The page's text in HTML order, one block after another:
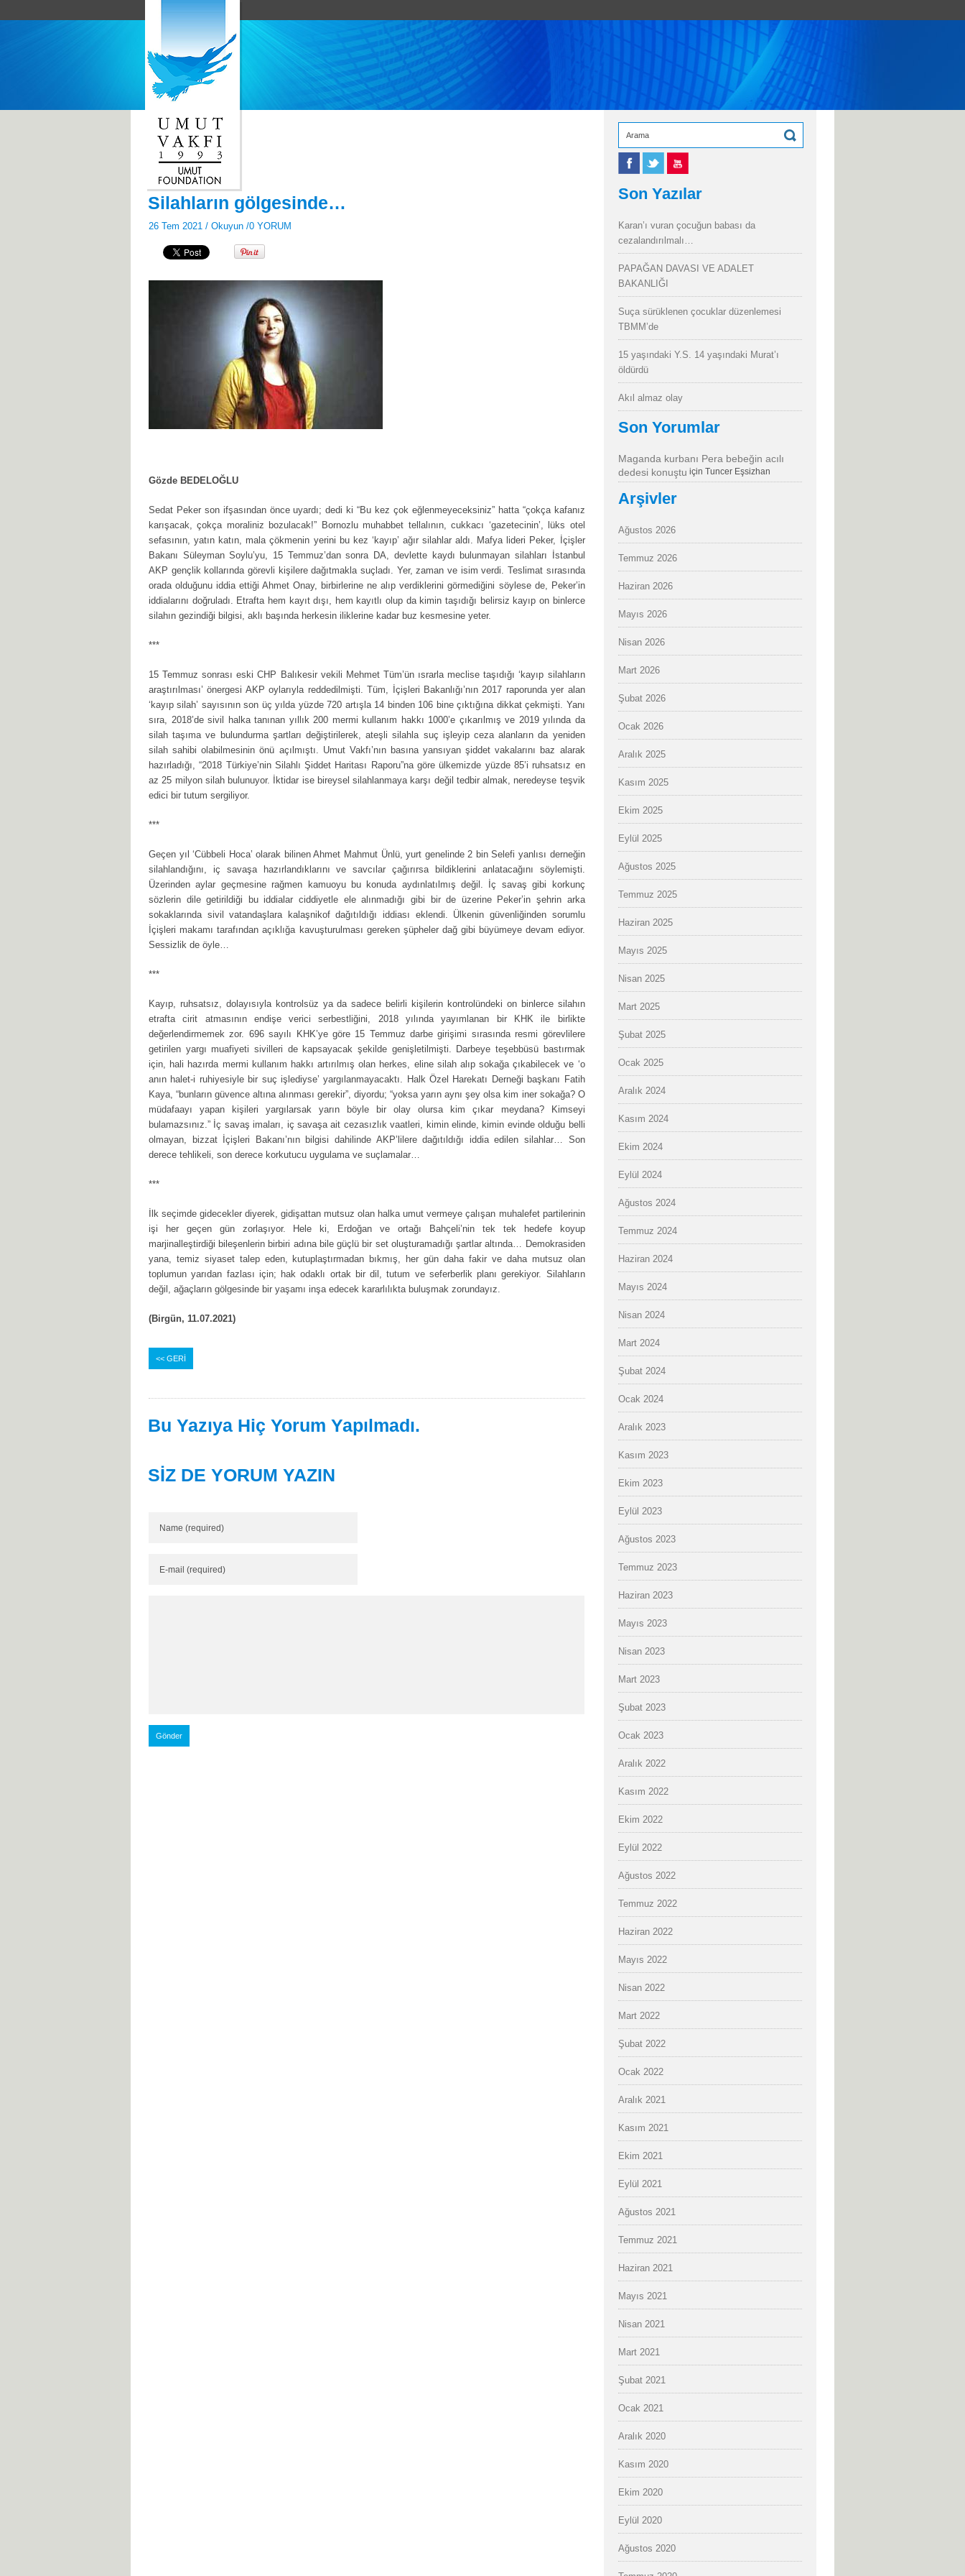
Silahların gölgesinde…
26 Tem 2021 / Okuyun /0 YORUM
Gözde BEDELOĞLU
Sedat Peker son ifşasından önce uyardı; dedi ki “Bu kez çok eğlenmeyeceksiniz” hatta “çokça kafanız
karışacak, çokça moraliniz bozulacak!” Bornozlu muhabbet tellalının, cukkacı ‘gazetecinin’, lüks otel
sefasının, yatın katın, mala çökmenin yerini bu kez ‘kayıp’ ağır silahlar aldı. Mafya lideri Peker, İçişler
Bakanı Süleyman Soylu’yu, 15 Temmuz’dan sonra DA, devlette kaydı bulunmayan silahları İstanbul
AKP gençlik kollarında görevli kişilere dağıtmakla suçladı. Yer, zaman ve isim verdi. Teslimat sırasında
orada olduğunu iddia ettiği Ahmet Onay, birbirlerine ne alıp verdiklerini görmediğini söylese de, Peker’in
iddialarını doğruladı. Etrafta hem kayıt dışı, hem kayıtlı olup da kimin taşıdığı belirsiz kayıp on binlerce
silahın gezindiği bilgisi, aklı başında herkesin iliklerine kadar buz kesmesine yeter.
***
15 Temmuz sonrası eski CHP Balıkesir vekili Mehmet Tüm’ün ısrarla meclise taşıdığı ‘kayıp silahların
araştırılması’ önergesi AKP oylarıyla reddedilmişti. Tüm, İçişleri Bakanlığı’nın 2017 raporunda yer alan
‘kayıp silah’ sayısının son üç yılda yüzde 720 artışla 14 binden 106 bine çıktığına dikkat çekmişti. Yanı
sıra, 2018’de sivil halka tanınan yıllık 200 mermi kullanım hakkı 1000’e çıkarılmış ve 2019 yılında da
silah taşıma ve bulundurma şartları değiştirilerek, ateşli silahla suç işleyip ceza alanların da yeniden
silah sahibi olabilmesinin önü açılmıştı. Umut Vakfı’nın basına yansıyan şiddet vakalarını baz alarak
hazırladığı, “2018 Türkiye’nin Silahlı Şiddet Haritası Raporu”na göre ülkemizde yüzde 85’i ruhsatsız en
az 25 milyon silah bulunuyor. İktidar ise bireysel silahlanmaya karşı değil tedbir almak, neredeyse teşvik
edici bir tutum sergiliyor.
***
Geçen yıl ‘Cübbeli Hoca’ olarak bilinen Ahmet Mahmut Ünlü, yurt genelinde 2 bin Selefi yanlısı derneğin
silahlandığını, iç savaşa hazırlandıklarını ve savcılar çağırırsa bildiklerini anlatacağını söylemişti.
Üzerinden aylar geçmesine rağmen kamuoyu bu konuda aydınlatılmış değil. İç savaş gibi korkunç
sözlerin dile getirildiği bu iddialar ciddiyetle ele alınmadığı gibi bir de üzerine Peker’in şehrin arka
sokaklarında sivil vatandaşlara kalaşnikof dağıtıldığı iddiası eklendi. Ülkenin güvenliğinden sorumlu
İçişleri makamı tarafından açıklığa kavuşturulması gereken şüpheler dağ gibi büyümeye devam ediyor.
Sessizlik de öyle…
***
Kayıp, ruhsatsız, dolayısıyla kontrolsüz ya da sadece belirli kişilerin kontrolündeki on binlerce silahın
etrafta cirit atmasının endişe verici serbestliğini, 2018 yılında yayımlanan bir KHK ile birlikte
değerlendirmemek zor. 696 sayılı KHK’ye göre 15 Temmuz darbe girişimi sırasında resmi görevlilere
getirilen yargı muafiyeti sivilleri de kapsayacak şekilde genişletilmişti. Darbeye teşebbüsü bastırmak
için, hali hazırda mermi kullanım hakkı artırılmış olan herkes, eline silah alıp sokağa çıkabilecek ve ‘o
anın halet-i ruhiyesiyle bir suç işlediyse’ yargılanmayacaktı. Halk Özel Harekatı Derneği başkanı Fatih
Kaya, “bunların güvence altına alınması gerekir”, diyordu; “yoksa yarın aynı şey olsa kim iner sokağa? O
müdafaayı yapan kişileri yargılarsak yarın böyle bir olay olursa kim çıkar meydana? Kimseyi
bulamazsınız.” İç savaş imaları, iç savaşa ait cezasızlık vaatleri, kimin elinde, kimin evinde olduğu belli
olmayan, bizzat İçişleri Bakanı’nın bilgisi dahilinde AKP’lilere dağıtıldığı iddia edilen silahlar… Son
derece tehlikeli, son derece korkutucu uygulama ve suçlamalar…
***
İlk seçimde gidecekler diyerek, gidişattan mutsuz olan halka umut vermeye çalışan muhalefet partilerinin
işi her geçen gün zorlaşıyor. Hele ki, Erdoğan ve ortağı Bahçeli’nin tek tek hedefe koyup
marjinalleştirdiği bileşenlerin birbiri adına bile güçlü bir set oluşturamadığı şartlar altında… Demokrasiden
yana, temiz siyaset talep eden, kutuplaştırmadan bıkmış, her gün daha fakir ve daha mutsuz olan
toplumun yarıdan fazlası için; hak odaklı ortak bir dil, tutum ve seferberlik planı gerekiyor. Silahların
değil, ağaçların gölgesinde bir yaşamı inşa edecek kararlılıkta buluşmak zorundayız.
(Birgün, 11.07.2021)
<< GERİ
Bu Yazıya Hiç Yorum Yapılmadı.
SİZ DE YORUM YAZIN
Son Yazılar
Karan’ı vuran çocuğun babası da
cezalandırılmalı…
PAPAĞAN DAVASI VE ADALET
BAKANLIĞI
Suça sürüklenen çocuklar düzenlemesi
TBMM’de
15 yaşındaki Y.S. 14 yaşındaki Murat’ı
öldürdü
Akıl almaz olay
Son Yorumlar
Maganda kurbanı Pera bebeğin acılı
dedesi konuştu için Tuncer Eşsizhan
Arşivler
Ağustos 2026
Temmuz 2026
Haziran 2026
Mayıs 2026
Nisan 2026
Mart 2026
Şubat 2026
Ocak 2026
Aralık 2025
Kasım 2025
Ekim 2025
Eylül 2025
Ağustos 2025
Temmuz 2025
Haziran 2025
Mayıs 2025
Nisan 2025
Mart 2025
Şubat 2025
Ocak 2025
Aralık 2024
Kasım 2024
Ekim 2024
Eylül 2024
Ağustos 2024
Temmuz 2024
Haziran 2024
Mayıs 2024
Nisan 2024
Mart 2024
Şubat 2024
Ocak 2024
Aralık 2023
Kasım 2023
Ekim 2023
Eylül 2023
Ağustos 2023
Temmuz 2023
Haziran 2023
Mayıs 2023
Nisan 2023
Mart 2023
Şubat 2023
Ocak 2023
Aralık 2022
Kasım 2022
Ekim 2022
Eylül 2022
Ağustos 2022
Temmuz 2022
Haziran 2022
Mayıs 2022
Nisan 2022
Mart 2022
Şubat 2022
Ocak 2022
Aralık 2021
Kasım 2021
Ekim 2021
Eylül 2021
Ağustos 2021
Temmuz 2021
Haziran 2021
Mayıs 2021
Nisan 2021
Mart 2021
Şubat 2021
Ocak 2021
Aralık 2020
Kasım 2020
Ekim 2020
Eylül 2020
Ağustos 2020